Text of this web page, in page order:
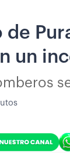
de
un